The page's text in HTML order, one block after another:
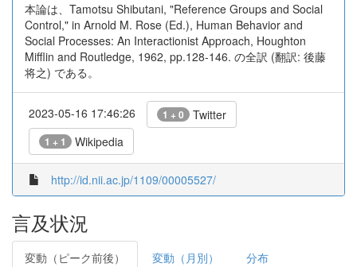
本論は、Tamotsu Shibutani, "Reference Groups and Social
Control," in Arnold M. Rose (Ed.), Human Behavior and
Social Processes: An Interactionist Approach, Houghton
Mifflin and Routledge, 1962, pp.128-146. の全訳 (翻訳: 後藤
将之) である。
2023-05-16 17:46:26 1 + 0 Twitter
1 + 1 Wikipedia
http://id.nii.ac.jp/1109/00005527/
言及状況
変動（ピーク前後） 変動（月別） 分布